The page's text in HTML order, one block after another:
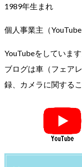
1989年生まれ
個人事業主（YouTube
YouTubeをしています
ブログは車（フェア
録、カメラに関する